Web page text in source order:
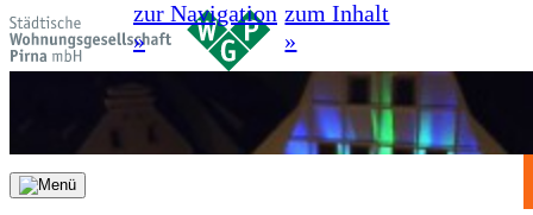
zur Navigation
»
zum Inhalt
»